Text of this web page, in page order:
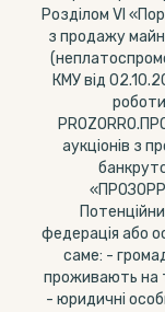
Розділом VI
з продажу
КМУ від
аукціонів з
федерація або
саме: -
проживають на
- юридичні